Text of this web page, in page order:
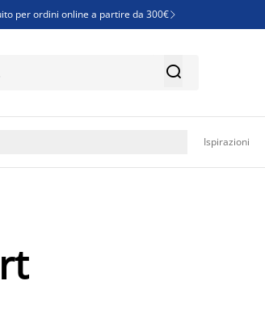
per ordini online a partire da 300€ 
di rimborso più adatto a te 
Ispirazioni